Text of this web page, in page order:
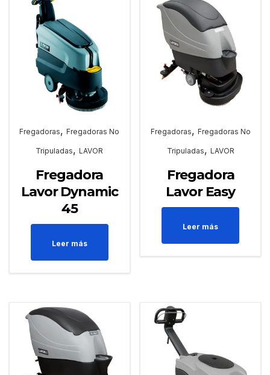
Fregadoras,Fregadoras No
Tripuladas,LAVOR
Fregadora
Lavor Dynamic
45
Leer más
Fregadoras, Fregadoras No
Tripuladas, LAVOR
Fregadora
Lavor Easy
Leer más